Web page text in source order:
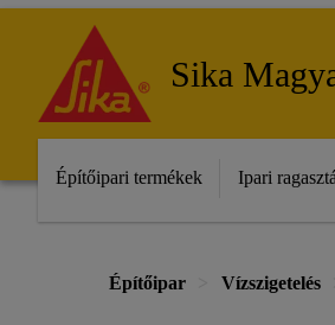
Sika
Építőipari termékek Ipari
Építőipar Vízszigetelés